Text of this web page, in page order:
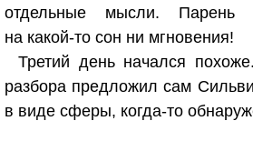
отдельные мысли. Парень
на какой-то сон ни мгновения!
Третий день начался
разбора предложил сам
в виде сферы, когда-то